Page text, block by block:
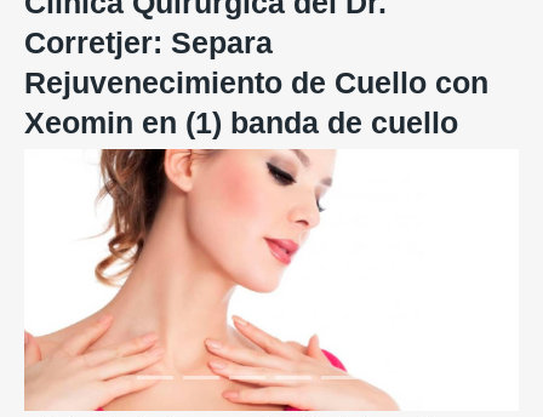
Corretjer: Separa
Rejuvenecimiento de Cuello con
Xeomin en (1) banda de cuello
Previous